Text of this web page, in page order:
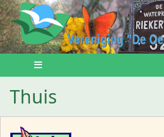
Thuis